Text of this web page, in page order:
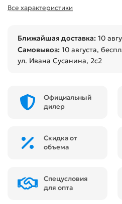
Все характеристики
Ближайшая доставка: 10
Самовывоз: 10 августа,
ул. Ивана Сусанина, 2с2
Официальный
дилер
Скидка от
объема
Спецусловия
для опта